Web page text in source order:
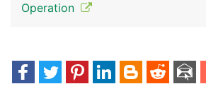
Operation